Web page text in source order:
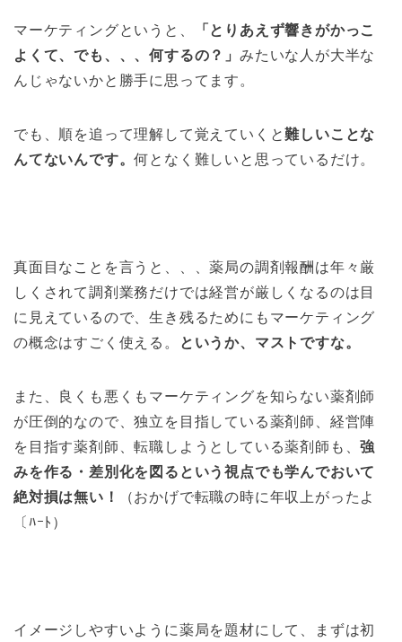
マーケティングというと、
「とりあえず響きがかっこ
よくて、でも、、、何するの？」みたいな人が大半な
んじゃないかと勝手に思ってます。
でも、順を追って理解して覚えていくと難しいことな
んてないんです。何となく難しいと思っているだけ。
真面目なことを言うと、、、薬局の調剤報酬は年々厳
しくされて調剤業務だけでは経営が厳しくなるのは目
に見えているので、生き残るためにもマーケティング
の概念はすごく使える。
というか、マストですな。
また、良くも悪くもマーケティングを知らない薬剤師
が圧倒的なので、独立を目指している薬剤師、経営陣
を目指す薬剤師、転職しようとしている薬剤師も、強
みを作る・差別化を図るという視点でも学んでおいて
絶対損は無い！
（おかげで転職の時に年収上がったよ
〔ﾊｰﾄ）
イメージしやすいように薬局を題材にして、まずは初